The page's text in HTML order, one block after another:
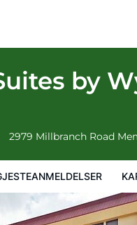
by
2979 Millbranch Road
Airport